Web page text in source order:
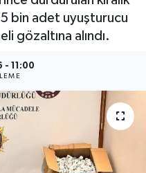
bin adet uyuşturucu
gözaltına alındı.
- 11:00